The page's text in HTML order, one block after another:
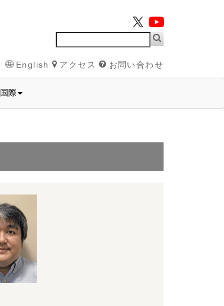
English アクセス お問い合わせ
国際